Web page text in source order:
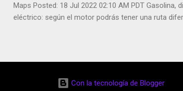
Maps Posted: 18 Jul 2022 02:10 AM PDT Gasolina,
eléctrico: según el motor podrás tener una ruta
de esos sentidos es lo que hacen los
Google Maps con lo que informamos los usuarios
indicaciones p...
Con la tecnología de Blogger